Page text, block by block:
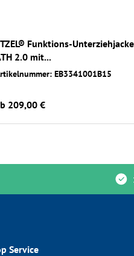
Funktions-Unterziehjacke
2.0 mit...
EB3341001B15
209,00 €
Service